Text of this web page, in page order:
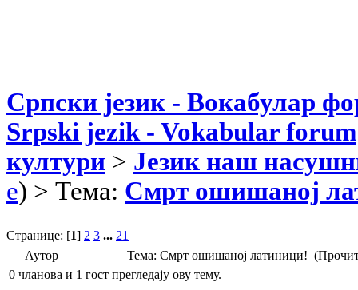
Српски језик - Вокабулар
Srpski jezik - Vokabular forum
култури > Језик наш
e) > Тема: Смрт ошишаној
Странице: [1] 2 3 ... 21
Аутор
Тема: Смрт ошишаној латиници!
0 чланова и 1 гост прегледају ову тему.